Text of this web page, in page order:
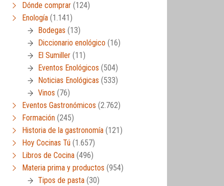
Dónde comprar (124)
Enología (1.141)
Bodegas (13)
Diccionario enológico (16)
El Sumiller (11)
Eventos Enológicos (504)
Noticias Enológicas (533)
Vinos (76)
Eventos Gastronómicos (2.762)
Formación (245)
Historia de la gastronomía (121)
Hoy Cocinas Tú (1.657)
Libros de Cocina (496)
Materia prima y productos (954)
Tipos de pasta (30)